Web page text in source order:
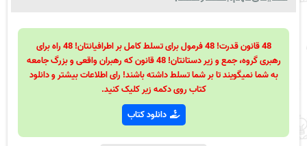
48 قانون قدرت! 48 فرمول برای تسلط کامل بر اطرافیانتان! 48 راه برای
رهبری گروه، جمع و زیر دستانتان! 48 قانون که رهبران واقعی و بزرگ جامعه
به شما نمیگویند تا بر شما تسلط داشته باشند! رای اطلاعات بیشتر و دانلود
کتاب روی دکمه زیر کلیک کنید.
دانلود کتاب